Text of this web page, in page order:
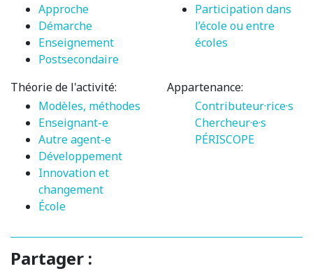
Approche
Démarche
Enseignement
Postsecondaire
Participation dans
l’école ou entre
écoles
Théorie de l'activité:
Modèles, méthodes
Enseignant-e
Autre agent-e
Développement
Innovation et
changement
École
Appartenance:
Contributeur·rice·s
Chercheur·e·s
PÉRISCOPE
Partager :